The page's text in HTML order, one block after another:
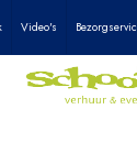
Video's